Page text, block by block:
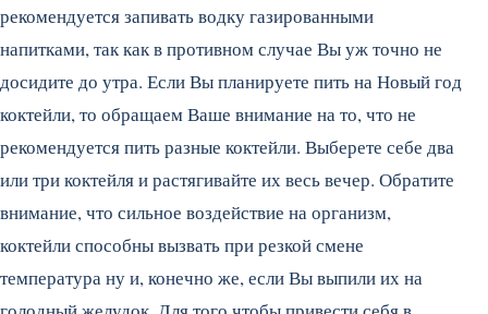
рекомендуется запивать водку газированными
напитками, так как в противном случае Вы уж точно не
досидите до утра. Если Вы планируете пить на Новый год
коктейли, то обращаем Ваше внимание на то, что не
рекомендуется пить разные коктейли. Выберете себе два
или три коктейля и растягивайте их весь вечер. Обратите
внимание, что сильное воздействие на организм,
коктейли способны вызвать при резкой смене
температура ну и, конечно же, если Вы выпили их на